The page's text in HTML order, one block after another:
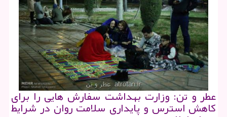
عطر و تن: وزارت بهداشت سفارش هایی را برای
كاهش استرس و پایداری سلامت روان در شرایط